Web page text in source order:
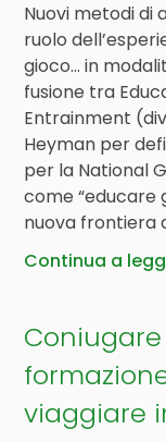
Nuovi metodi di
ruolo
gioco… in
fusione tra
Entrainment
Heyman per
per la National
come “educare
nuova frontiera
Continua a
viaggiare